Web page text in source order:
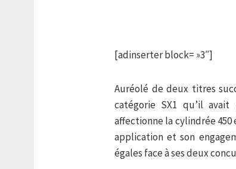
[adinserter block= »3″]
Auréolé de deux titres
catégorie SX1 qu’il
affectionne la cylindrée
application et son
égales face à ses deux